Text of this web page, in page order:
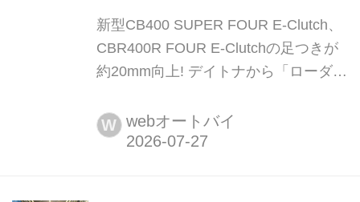
新型CB400 SUPER FOUR E-Clutch、
CBR400R FOUR E-Clutchの足つきが
約20mm向上! デイトナから「ローダウ
が約20mmダウン! 発売が待ち遠しいホ
ンダの「CB400 SUPER FOUR E-
W webオートバイ